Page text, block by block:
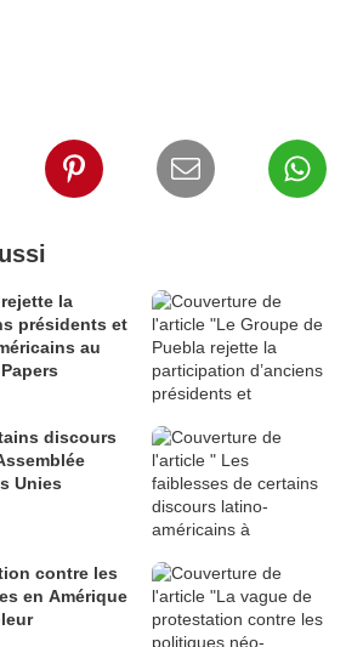
la
présidents et
au
discours
Unies
contre les
en Amérique